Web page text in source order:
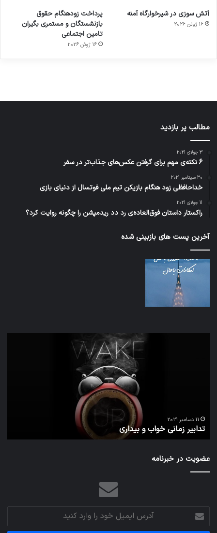
آتش سوزی در شیرخوارگاه آمنه
16 ژوئن 2026
پرداخت زودهنگام حقوق
بازنشستگان و مستمری بگیران
تامین اجتماعی
16 ژوئن 2026
برای
کشف
توسط
مجازی
…
ساعت
هوشمند
با طعم
توسط
ژاکت
در
های
2023
توسط
مطالب پر بازدید
3 جولای 2021
6 نکته‌ی مهم برای گرفتن عکس‌های جذاب‌تر در سفر
30 سپتامبر 2021
خداحافظی زود هنگام بازیکن تیم ملی فوتسال از دنیای بازی
11 جولای 2021
راکستار داستان فوق‌العاده‌ی رد دد ریدمپشن را چگونه روایت کرد؟
آخرین پست های بازبینی شده
11 دسامبر 2021
تدابیر زمانی خواب و بیداری
عضویت در خبرنامه
آدرس
ایمیل